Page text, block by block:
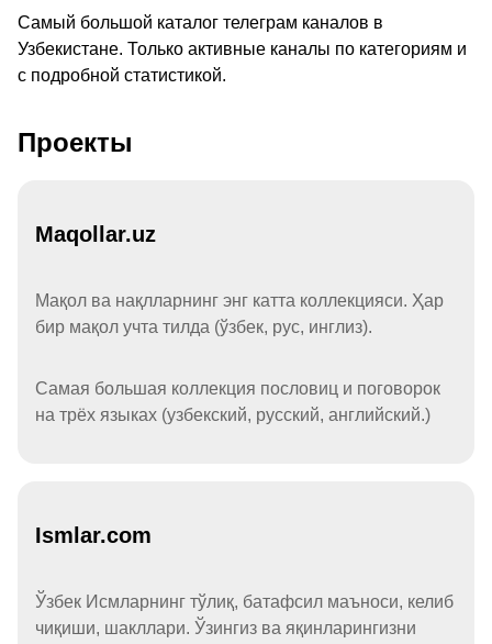
Самый большой каталог телеграм каналов в
Узбекистане. Только активные каналы по категориям и
с подробной статистикой.
Проекты
Maqollar.uz
Мақол ва нақлларнинг энг катта коллекцияси. Ҳар
бир мақол учта тилда (ўзбек, рус, инглиз).
Самая большая коллекция пословиц и поговорок
на трёх языках (узбекский, русский, английский.)
Ismlar.com
Ўзбек Исмларнинг тўлиқ, батафсил маъноси, келиб
чиқиши, шакллари. Ўзингиз ва яқинларингизни